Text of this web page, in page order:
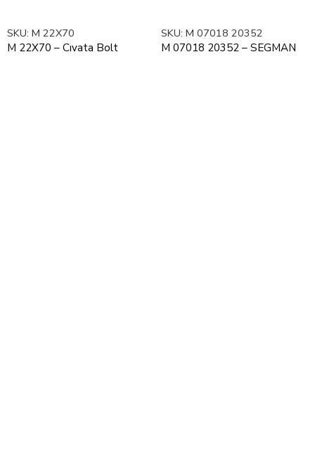
SKU: M 22X70
M 22X70 – Cıvata Bolt
SKU: M 07018 20352
M 07018 20352 – SEGMAN